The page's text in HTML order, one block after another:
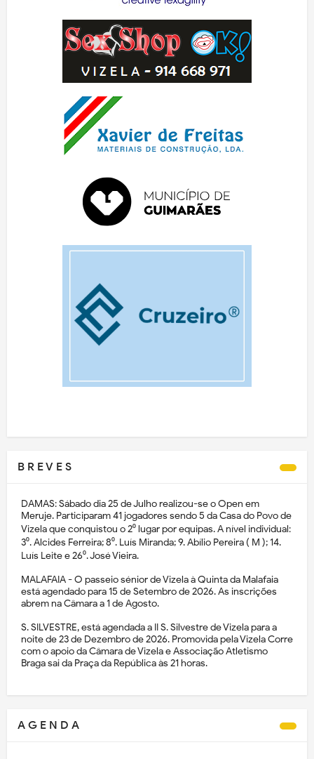
B R E V E S
DAMAS: Sábado dia 25 de Julho realizou-se o Open em
Meruje. Participaram 41 jogadores sendo 5 da Casa do Povo de
Vizela que conquistou o 2⁰ lugar por equipas. A nível individual:
3⁰. Alcides Ferreira; 8⁰. Luís Miranda; 9. Abílio Pereira ( M ); 14.
Luís Leite e 26⁰. José Vieira.
MALAFAIA - O passeio sénior de Vizela à Quinta da Malafaia
está agendado para 15 de Setembro de 2026. As inscrições
abrem na Câmara a 1 de Agosto.
S. SILVESTRE, está agendada a II S. Silvestre de Vizela para a
noite de 23 de Dezembro de 2026. Promovida pela Vizela Corre
com o apoio da Câmara de Vizela e Associação Atletismo
Braga sai da Praça da República às 21 horas.
A G E N D A